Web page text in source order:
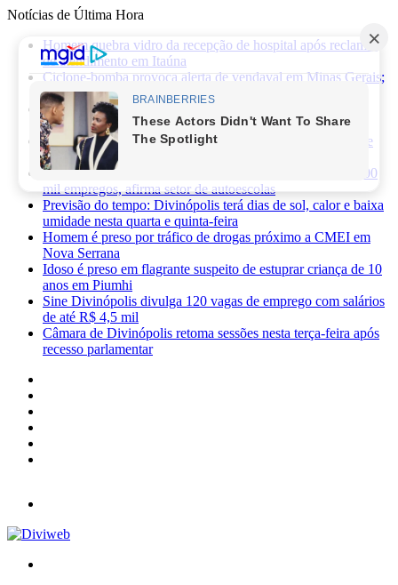
Notícias de Última Hora
Homem quebra vidro da recepção de hospital após reclamar
de atendimento em Itaúna
Ciclone-bomba provoca alerta de vendaval em Minas Gerais;
veja os impactos previstos para Divinópolis
Homem morre após sofrer choque elétrico e cair de oito
metros durante manutenção em academia
PRF apreende 75 mil maços de cigarros contrabandeados e
prende motorista na BR-262
Novas regras da CNH já provocaram perda de cerca de 100
mil empregos, afirma setor de autoescolas
Previsão do tempo: Divinópolis terá dias de sol, calor e baixa
umidade nesta quarta e quinta-feira
Homem é preso por tráfico de drogas próximo a CMEI em
Nova Serrana
Idoso é preso em flagrante suspeito de estuprar criança de 10
anos em Piumhi
Sine Divinópolis divulga 120 vagas de emprego com salários
de até R$ 4,5 mil
Câmara de Divinópolis retoma sessões nesta terça-feira após
recesso parlamentar